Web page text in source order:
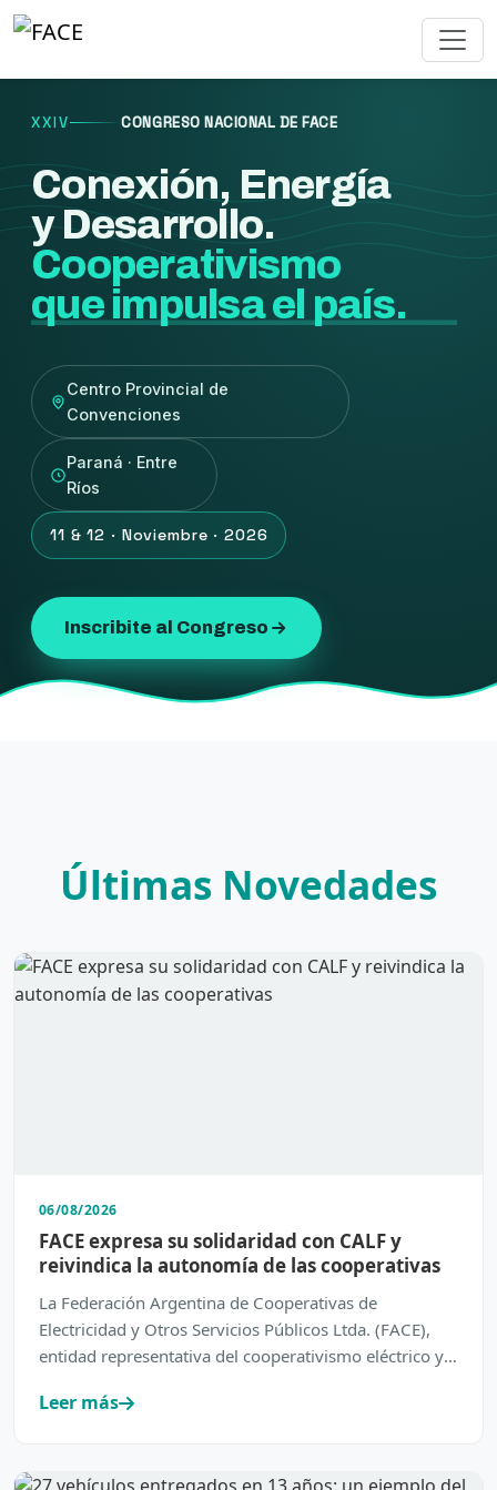
XXIV CONGRESO NACIONAL DE FACE
Conexión, Energía
y Desarrollo.
Cooperativismo
que impulsa el país.
Centro Provincial de
Convenciones
Paraná · Entre
Ríos
11 & 12 · Noviembre · 2026
Inscribite al Congreso
Últimas Novedades
06/08/2026
FACE expresa su solidaridad con CALF y
reivindica la autonomía de las cooperativas
La Federación Argentina de Cooperativas de
Electricidad y Otros Servicios Públicos Ltda. (FACE),
entidad representativa del cooperativismo eléctrico y
Leer más